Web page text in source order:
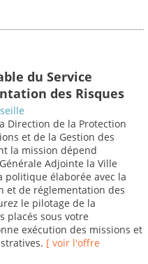
du Service
des Risques
Direction de la Protection
et de la Gestion des
la mission dépend
Adjointe la Ville
politique élaborée avec la
et de réglementation des
le pilotage de la
placés sous votre
exécution des missions et
[ voir l'offre